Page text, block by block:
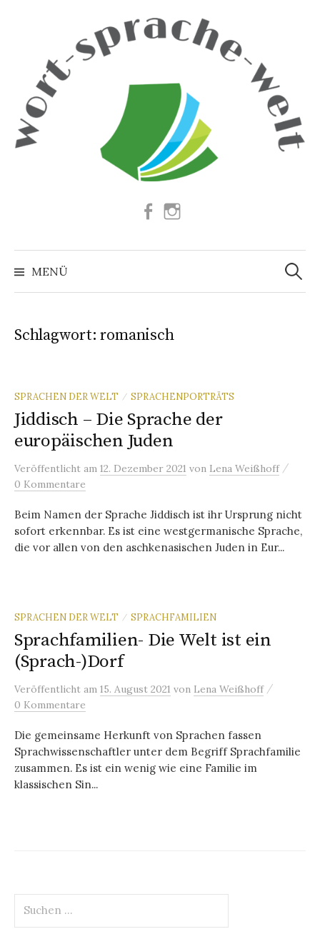
Facebook
MENÜ
Suchen
nach:
Schlagwort:romanisch
SPRACHEN DER WELT / SPRACHENPORTRÄTS
Jiddisch – Die Sprache der
europäischen Juden
Veröffentlicht am 12. Dezember 2021 von Lena Weißhoff /
0 Kommentare
Beim Namen der Sprache Jiddisch ist ihr Ursprung nicht
sofort erkennbar. Es ist eine westgermanische Sprache,
die vor allen von den aschkenasischen Juden in Eur...
SPRACHEN DER WELT / SPRACHFAMILIEN
Sprachfamilien- Die Welt ist ein
(Sprach-)Dorf
Veröffentlicht am 15. August 2021 von Lena Weißhoff /
0 Kommentare
Die gemeinsame Herkunft von Sprachen fassen
Sprachwissenschaftler unter dem Begriff Sprachfamilie
zusammen. Es ist ein wenig wie eine Familie im
klassischen Sin...
nach: